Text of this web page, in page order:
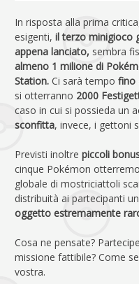
In risposta alla prima
esigenti, il terzo minigioco
appena lanciato, sembra
almeno 1 milione di
Station. Ci sarà tempo fino
si otterranno 2000
caso in cui si possieda un
sconfitta, invece, i gettoni
Previsti inoltre piccoli
cinque Pokémon
globale di mostriciattoli
distribuità ai partecipanti
oggetto estremamente
Cosa ne pensate?
missione fattibile? Come
vostra.